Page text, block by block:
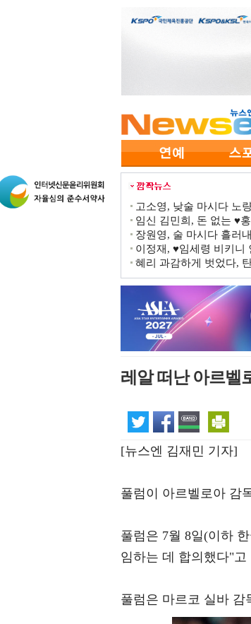
고소영, 낮술 마시다 노
임신 김민희, 돈 없는 ♥
장원영, 술 마시다 흘러
이정재, ♥임세령 비키니
혜리 과감하게 벗었다,
레알 떠난 아르벨
[뉴스엔 김재민 기자]
풀럼이 아르벨로아 감
풀럼은 7월 8일(이하
임하는 데 합의했다"
풀럼은 마르코 실바 감